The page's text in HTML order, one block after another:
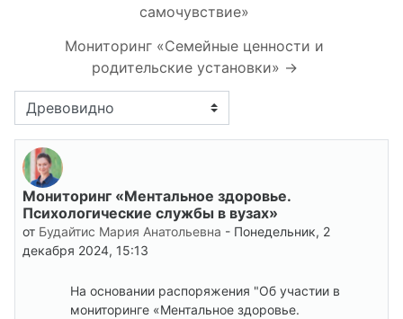
самочувствие»
Мониторинг «Семейные ценности и
родительские установки» →
Режим отображения
Мониторинг «Ментальное здоровье.
Психологические службы в вузах»
от Будайтис Мария Анатольевна - Понедельник, 2
декабря 2024, 15:13
Количество ответов: 0
На основании распоряжения "Об участии в
мониторинге «Ментальное здоровье.